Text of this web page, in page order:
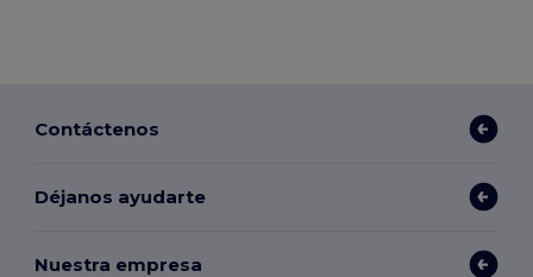
Contáctenos
Déjanos ayudarte
Nuestra empresa